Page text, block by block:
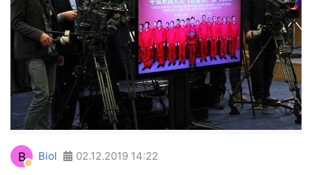
B Biol 02.12.2019 14:22